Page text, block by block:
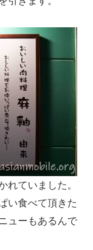
れていました。
い食べて頂きた
ューもあるんで